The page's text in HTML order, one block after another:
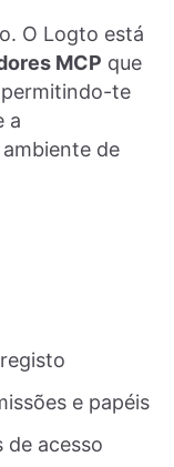
O Logto está
MCP que
te
a
de
e papéis
de acesso